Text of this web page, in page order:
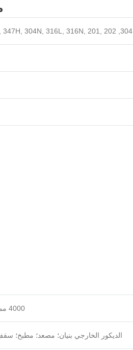
304, 304L, 309S, 310S, 316, 316Ti, 317, 317L, 321, 347, 347H, 304N, 316L, 316N, 201, 202
4000 مم ، 5800 مم ، 6000 مم ، 12000 مم ، أو كما هو مطلوب.
الديكور الخارجي بنيان؛ مصعد؛ مطبخ؛